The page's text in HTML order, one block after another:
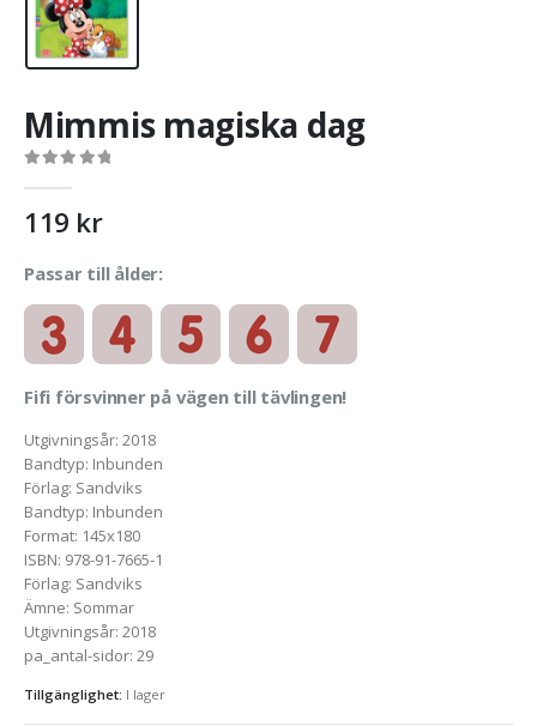
Mimmis magiska dag
119 kr
Passar till ålder:
Fifi försvinner på vägen till tävlingen!
Utgivningsår: 2018
Bandtyp: Inbunden
Förlag: Sandviks
Bandtyp: Inbunden
Format: 145x180
ISBN: 978-91-7665-1
Förlag: Sandviks
Ämne: Sommar
Utgivningsår: 2018
pa_antal-sidor: 29
Tillgänglighet: I lager